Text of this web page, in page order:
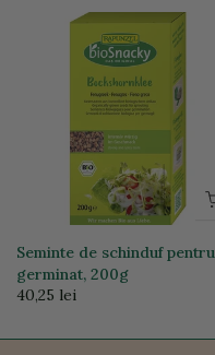
Seminte de schinduf pentru
germinat, 200g
40,25 lei